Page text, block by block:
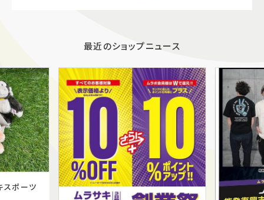
最近のショップニュース
スポーツ